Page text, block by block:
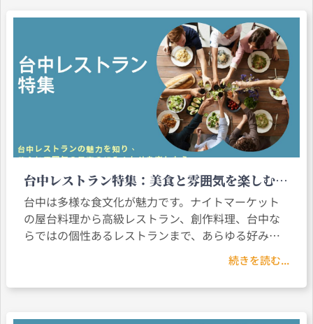
台中レストラン特集：美食と雰囲気を楽しむベ
ストな組み合わせ
台中は多様な食文化が魅力です。ナイトマーケット
の屋台料理から高級レストラン、創作料理、台中な
らではの個性あるレストランまで、あらゆる好みに
応える選択肢が揃っています。お手頃な台中のレス
トランや、センスのあるお店をお探しなら、本記事
でご紹介するスポットは必見です。
続きを読む...